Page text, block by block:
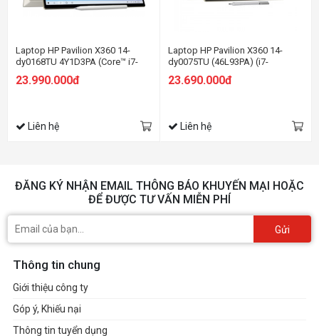
Laptop HP Pavilion X360 14-
dy0168TU 4Y1D3PA (Core™ i7-
Iris® Xe | 14 inch FHD | Win 11 |
23.990.000đ
Liên hệ
Laptop HP Pavilion X360 14-
dy0075TU (46L93PA) (i7-
SSD/14 FHD Cảm
23.690.000đ
Liên hệ
ĐĂNG KÝ NHẬN EMAIL THÔNG BÁO KHUYẾN MẠI HOẶC
ĐỂ ĐƯỢC TƯ VẤN MIỄN PHÍ
Gửi
Thông tin chung
Giới thiệu công ty
Góp ý, Khiếu nại
Thông tin tuyển dụng